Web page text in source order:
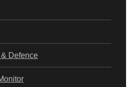
Defence